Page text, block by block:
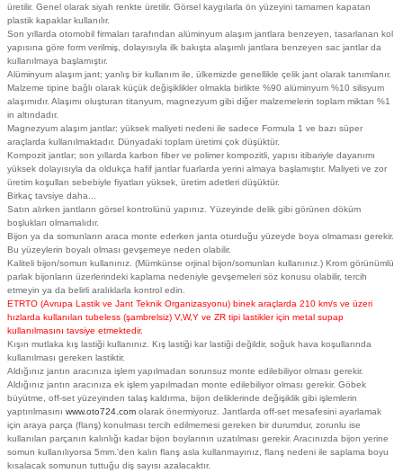
üretilir. Genel olarak siyah renkte üretilir. Görsel kaygılarla ön yüzeyini tamamen kapatan
plastik kapaklar kullanılır.
Son yıllarda otomobil firmaları tarafından alüminyum alaşım jantlara benzeyen, tasarlanan kol
yapısına göre form verilmiş, dolayısıyla ilk bakışta alaşımlı jantlara benzeyen sac jantlar da
kullanılmaya başlamıştır.
Alüminyum alaşım jant; yanlış bir kullanım ile, ülkemizde genellikle çelik jant olarak tanımlanır.
Malzeme tipine bağlı olarak küçük değişiklikler olmakla birlikte %90 alüminyum %10 silisyum
alaşımıdır. Alaşımı oluşturan titanyum, magnezyum gibi diğer malzemelerin toplam miktarı %1
in altındadır.
Magnezyum alaşım jantlar; yüksek maliyeti nedeni ile sadece Formula 1 ve bazı süper
araçlarda kullanılmaktadır. Dünyadaki toplam üretimi çok düşüktür.
Kompozit jantlar; son yıllarda karbon fiber ve polimer kompozitli, yapısı itibariyle dayanımı
yüksek dolayısıyla da oldukça hafif jantlar fuarlarda yerini almaya başlamıştır. Maliyeti ve zor
üretim koşulları sebebiyle fiyatları yüksek, üretim adetleri düşüktür.
Birkaç tavsiye daha...
Satın alırken jantların görsel kontrolünü yapınız. Yüzeyinde delik gibi görünen döküm
boşlukları olmamalıdır.
Bijon ya da somunların araca monte ederken janta oturduğu yüzeyde boya olmaması gerekir.
Bu yüzeylerin boyalı olması gevşemeye neden olabilir.
Kaliteli bijon/somun kullanınız. (Mümkünse orjinal bijon/somunları kullanınız.) Krom görünümlü
parlak bijonların üzerlerindeki kaplama nedeniyle gevşemeleri söz konusu olabilir, tercih
etmeyin ya da belirli aralıklarla kontrol edin.
ETRTO (Avrupa Lastik ve Jant Teknik Organizasyonu) binek araçlarda 210 km/s ve üzeri
hızlarda kullanılan tubeless (şambrelsiz) V,W,Y ve ZR tipi lastikler için metal supap
kullanılmasını tavsiye etmektedir.
Kışın mutlaka kış lastiği kullanınız. Kış lastiği kar lastiği değildir, soğuk hava koşullarında
kullanılması gereken lastiktir.
Aldığınız jantın aracınıza işlem yapılmadan sorunsuz monte edilebiliyor olması gerekir.
Aldığınız jantın aracınıza ek işlem yapılmadan monte edilebiliyor olması gerekir. Göbek
büyütme, off-set yüzeyinden talaş kaldırma, bijon deliklerinde değişiklik gibi işlemlerin
yaptırılmasını www.oto724.com olarak önermiyoruz. Jantlarda off-set mesafesini ayarlamak
için araya parça (flanş) konulması tercih edilmemesi gereken bir durumdur, zorunlu ise
kullanılan parçanın kalınlığı kadar bijon boylarının uzatılması gerekir. Aracınızda bijon yerine
somun kullanılıyorsa 5mm.'den kalın flanş asla kullanmayınız, flanş nedeni ile saplama boyu
kısalacak somunun tuttuğu diş sayısı azalacaktır.